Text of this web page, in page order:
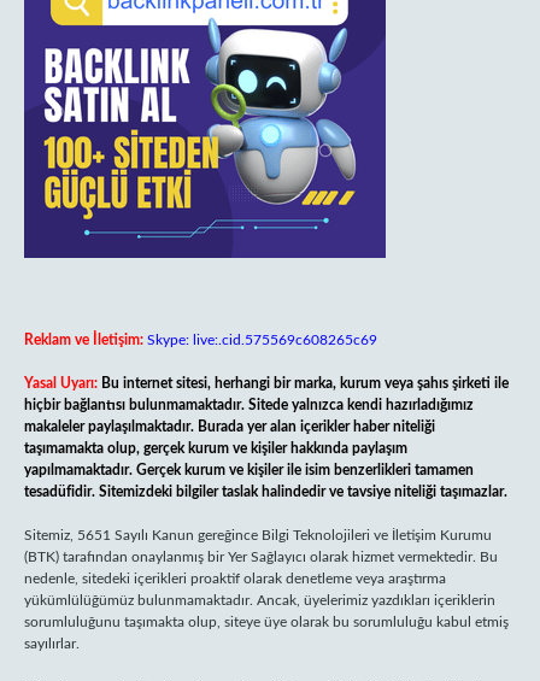
Reklam ve İletişim: Skype: live:.cid.575569c608265c69
Yasal Uyarı: Bu internet sitesi, herhangi bir marka, kurum veya şahıs şirketi ile
hiçbir bağlantısı bulunmamaktadır. Sitede yalnızca kendi hazırladığımız
makaleler paylaşılmaktadır. Burada yer alan içerikler haber niteliği
taşımamakta olup, gerçek kurum ve kişiler hakkında paylaşım
yapılmamaktadır. Gerçek kurum ve kişiler ile isim benzerlikleri tamamen
tesadüfidir. Sitemizdeki bilgiler taslak halindedir ve tavsiye niteliği taşımazlar.
Sitemiz, 5651 Sayılı Kanun gereğince Bilgi Teknolojileri ve İletişim Kurumu
(BTK) tarafından onaylanmış bir Yer Sağlayıcı olarak hizmet vermektedir. Bu
nedenle, sitedeki içerikleri proaktif olarak denetleme veya araştırma
yükümlülüğümüz bulunmamaktadır. Ancak, üyelerimiz yazdıkları içeriklerin
sorumluluğunu taşımakta olup, siteye üye olarak bu sorumluluğu kabul etmiş
sayılırlar.